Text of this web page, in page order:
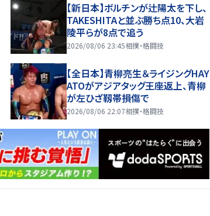
【新日本】ボルチンが辻陽太を下し、
TAKESHITAと並ぶ勝ち点10、大岩
陵平らが8点で追う
2026/08/06 23:45相撲・格闘技
【全日本】青柳亮生＆ライジングHAY
ATOがアジアタッグ王座返上、青柳
が左ひざ靱帯損傷で
2026/08/06 22:07相撲・格闘技